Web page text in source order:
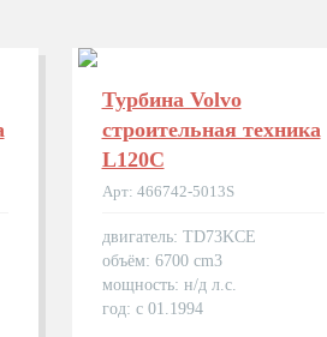
Турбина Volvo
строительная техника
L120C
Арт: 466742-5013S
двигатель: TD73KCE
объём: 6700 cm3
мощность: н/д л.с.
год: с 01.1994